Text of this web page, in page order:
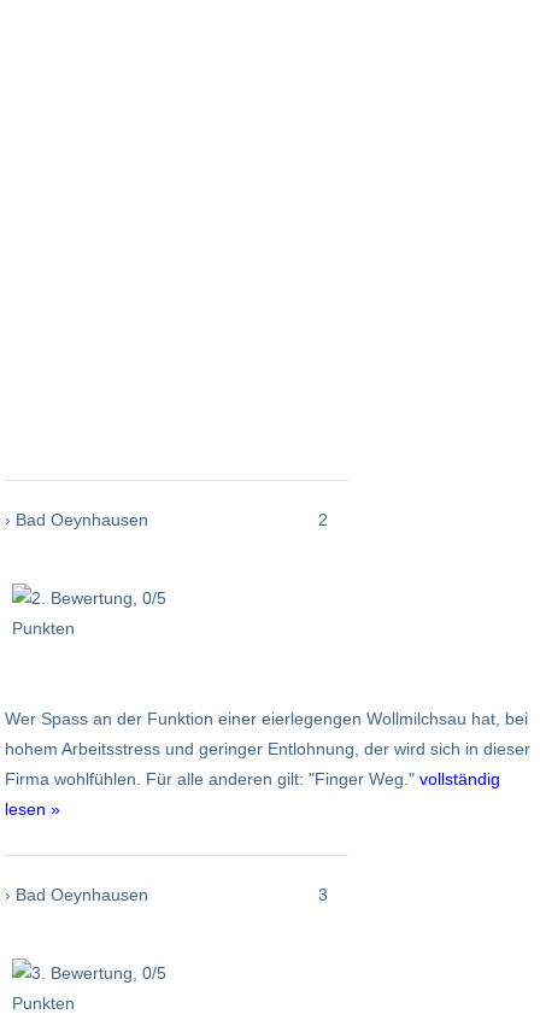
› Bad Oeynhausen 2
Wer Spass an der Funktion einer eierlegengen Wollmilchsau hat, bei
hohem Arbeitsstress und geringer Entlohnung, der wird sich in dieser
Firma wohlfühlen. Für alle anderen gilt: "Finger Weg." vollständig
lesen »
› Bad Oeynhausen 3